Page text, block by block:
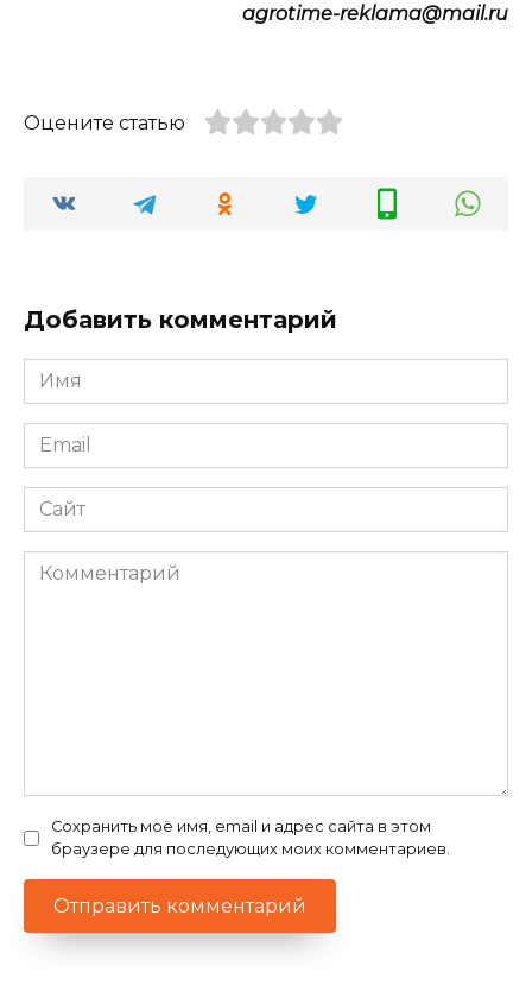
agrotime-reklama@mail.ru
Оцените статью
Добавить комментарий
Имя
*
Email
*
Сайт
Комментарий
Сохранить моё имя, email и адрес сайта в этом
браузере для последующих моих комментариев.